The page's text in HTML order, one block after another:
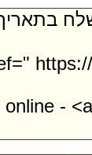
online -